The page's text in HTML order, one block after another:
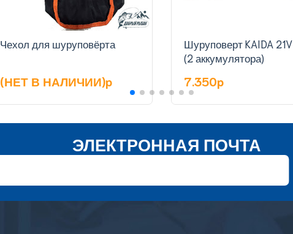
Чехол для шуруповёрта
(НЕТ В НАЛИЧИИ)p
Шуруповерт KAIDA 21V 8.0Ah
(2 аккумулятора)
7.350p
ЭЛЕКТРОННАЯ ПОЧТА